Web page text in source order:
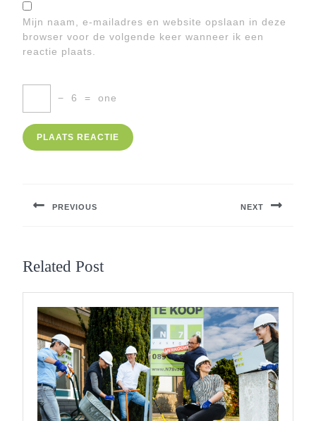
Mijn naam, e-mailadres en website opslaan in deze
browser voor de volgende keer wanneer ik een
reactie plaats.
− 6 = one
PREVIOUS NEXT
Related Post